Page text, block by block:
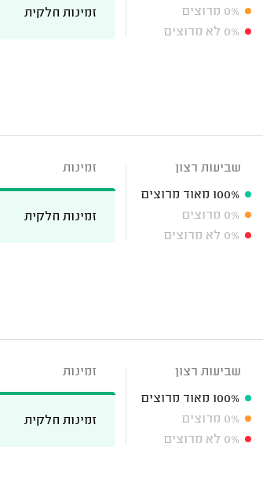
0% מרוצים
0% לא מרוצים
זמינות חלקית
שביעות רצון
100% מאוד מרוצים
0% מרוצים
0% לא מרוצים
זמינות
זמינות חלקית
שביעות רצון
100% מאוד מרוצים
0% מרוצים
0% לא מרוצים
זמינות
זמינות חלקית